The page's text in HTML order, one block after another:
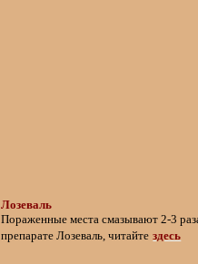
Лозеваль
Пораженные места смазывают 2-3
препаратеЛозеваль , читайте здесь